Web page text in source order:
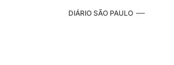
DIÁRIO SÃO PAULO